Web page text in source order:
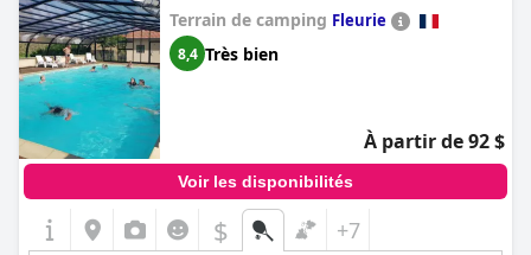
Terrain de camping Fleurie
8,4 Très bien
À partir de 92 $
Voir les disponibilités
$ +7